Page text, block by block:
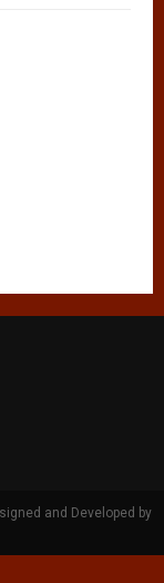
and Developed by